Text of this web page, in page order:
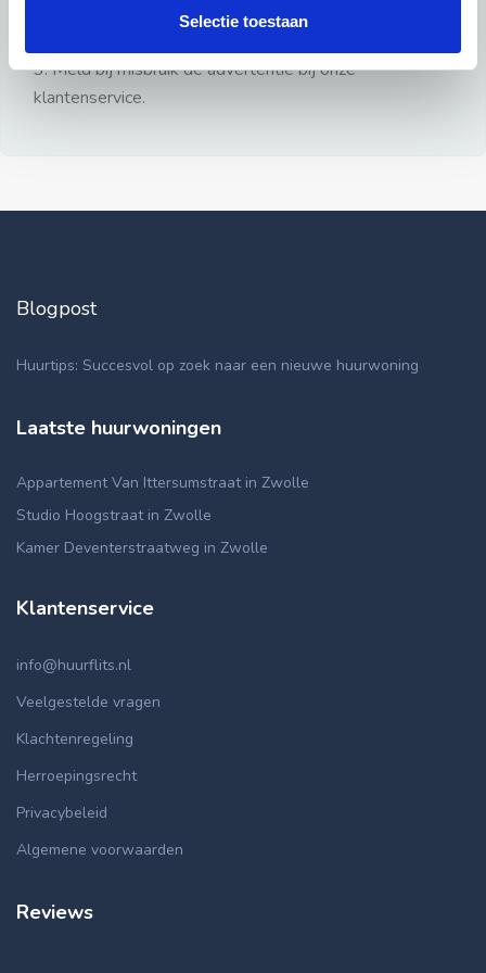
Selectie toestaan
3: Meld bij misbruik de advertentie bij onze
klantenservice.
Blogpost
Huurtips: Succesvol op zoek naar een nieuwe huurwoning
Laatste huurwoningen
Appartement Van Ittersumstraat in Zwolle
Studio Hoogstraat in Zwolle
Kamer Deventerstraatweg in Zwolle
Klantenservice
info@huurflits.nl
Veelgestelde vragen
Klachtenregeling
Herroepingsrecht
Privacybeleid
Algemene voorwaarden
Reviews